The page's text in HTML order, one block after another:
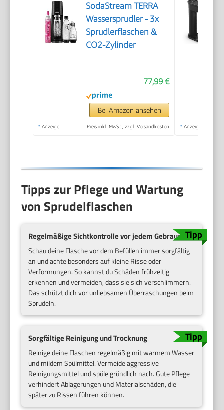
SodaStream TERRA
Wassersprudler - 3x
Sprudlerflaschen &
CO2-Zylinder
77,99 €
Bei Amazon ansehen
* Anzeige Preis inkl. MwSt., zzgl. Versandkosten * Anzeige
Tipps zur Pflege und Wartung
von Sprudelflaschen
Regelmäßige Sichtkontrolle vor jedem Gebrauch
Schau deine Flasche vor dem Befüllen immer sorgfältig
an und achte besonders auf kleine Risse oder
Verformungen. So kannst du Schäden frühzeitig
erkennen und vermeiden, dass sie sich verschlimmern.
Das schützt dich vor unliebsamen Überraschungen beim
Sprudeln.
Sorgfältige Reinigung und Trocknung
Reinige deine Flaschen regelmäßig mit warmem Wasser
und mildem Spülmittel. Vermeide aggressive
Reinigungsmittel und spüle gründlich nach. Gute Pflege
verhindert Ablagerungen und Materialschäden, die
später zu Rissen führen können.